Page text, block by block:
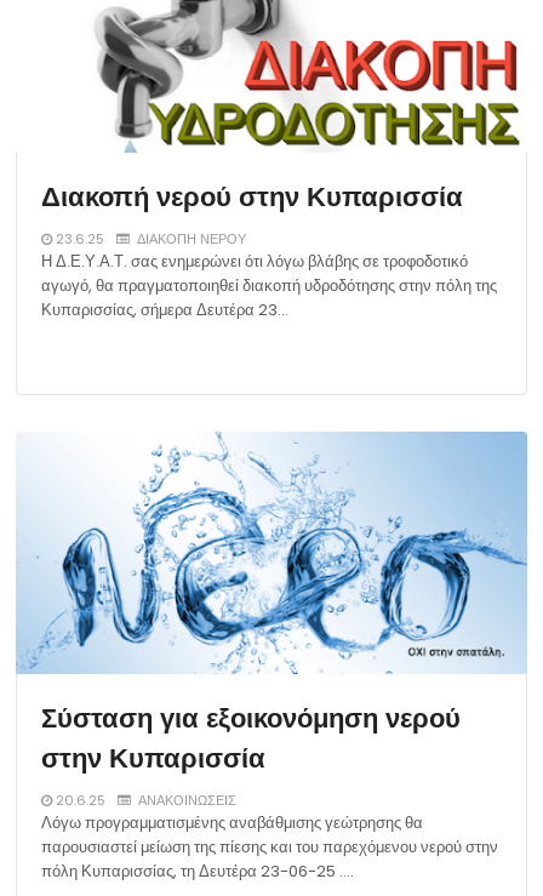
Διακοπή νερού στην Κυπαρισσία
23.6.25 ΔΙΑΚΟΠΗ ΝΕΡΟΥ
Η Δ.Ε.Υ.Α.Τ. σας ενημερώνει ότι λόγω βλάβης σε τροφοδοτικό
αγωγό, θα πραγματοποιηθεί διακοπή υδροδότησης στην πόλη της
Κυπαρισσίας, σήμερα Δευτέρα 23…
Σύσταση για εξοικονόμηση νερού
στην Κυπαρισσία
20.6.25 ΑΝΑΚΟΙΝΩΣΕΙΣ
Λόγω προγραμματισμένης αναβάθμισης γεώτρησης θα
παρουσιαστεί μείωση της πίεσης και του παρεχόμενου νερού στην
πόλη Κυπαρισσίας, τη Δευτέρα 23-06-25 .…